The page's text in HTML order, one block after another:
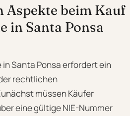
Aspekte beim Kauf
in Santa Ponsa
in Santa Ponsa erfordert ein
rechtlichen
müssen Käufer
eine gültige NIE-Nummer